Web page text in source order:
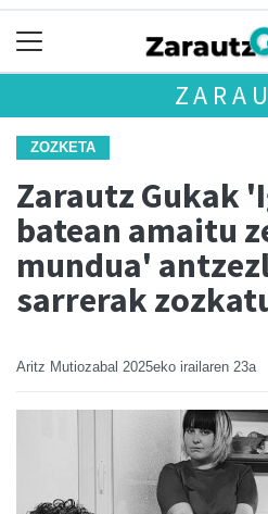
ZOZKETA
Zarautz Gukak
batean amaitu
mundua'
sarrerak
Aritz Mutiozabal 2025eko irailaren 23a